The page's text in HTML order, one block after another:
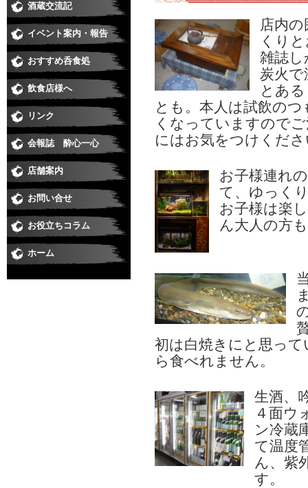
店内
くり
雑誌
炭火
とあ
とも。本人は試飲の
くなっていますので
にはお気をつけくだ
お子様連れ
て、ゆっく
お子様は楽
ん大人の方
初は白焼きにと思っ
ら食べれません。
生酒、
４面ウ
ン冷蔵
て温度
ん、紫
す。
酒蔵交流記
イベント案内・報告
おすすめ呑食処 和食
すし
居酒屋・焼鳥
うなぎ
そば
焼肉
洋食・串あげ
中華・ラーメン
ダイニングバー・イタリアン・バー
スナック・ラウンジ・クラブ
喫茶・スイート・たこやき
飲食店様へ
リンク
会報誌 酔心一心
店舗案内
お問い合せ
お役立ちコラム
ホーム